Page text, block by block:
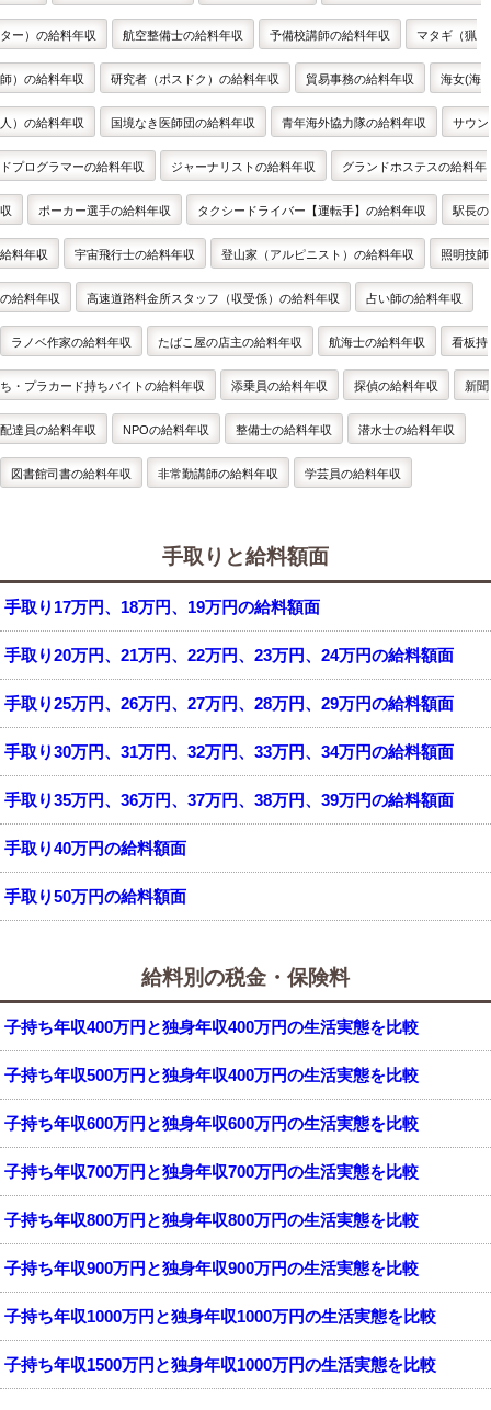
ター）の給料年収 航空整備士の給料年収 予備校講師の給料年収 マタギ（猟
師）の給料年収 研究者（ポスドク）の給料年収 貿易事務の給料年収 海女(海
人）の給料年収 国境なき医師団の給料年収 青年海外協力隊の給料年収 サウン
ドプログラマーの給料年収 ジャーナリストの給料年収 グランドホステスの給料年
収 ポーカー選手の給料年収 タクシードライバー【運転手】の給料年収 駅長の
給料年収 宇宙飛行士の給料年収 登山家（アルピニスト）の給料年収 照明技師
の給料年収 高速道路料金所スタッフ（収受係）の給料年収 占い師の給料年収
ラノベ作家の給料年収 たばこ屋の店主の給料年収 航海士の給料年収 看板持
ち・プラカード持ちバイトの給料年収 添乗員の給料年収 探偵の給料年収 新聞
配達員の給料年収 NPOの給料年収 整備士の給料年収 潜水士の給料年収
図書館司書の給料年収 非常勤講師の給料年収 学芸員の給料年収
手取りと給料額面
手取り17万円、18万円、19万円の給料額面
手取り20万円、21万円、22万円、23万円、24万円の給料額面
手取り25万円、26万円、27万円、28万円、29万円の給料額面
手取り30万円、31万円、32万円、33万円、34万円の給料額面
手取り35万円、36万円、37万円、38万円、39万円の給料額面
手取り40万円の給料額面
手取り50万円の給料額面
給料別の税金・保険料
子持ち年収400万円と独身年収400万円の生活実態を比較
子持ち年収500万円と独身年収400万円の生活実態を比較
子持ち年収600万円と独身年収600万円の生活実態を比較
子持ち年収700万円と独身年収700万円の生活実態を比較
子持ち年収800万円と独身年収800万円の生活実態を比較
子持ち年収900万円と独身年収900万円の生活実態を比較
子持ち年収1000万円と独身年収1000万円の生活実態を比較
子持ち年収1500万円と独身年収1000万円の生活実態を比較